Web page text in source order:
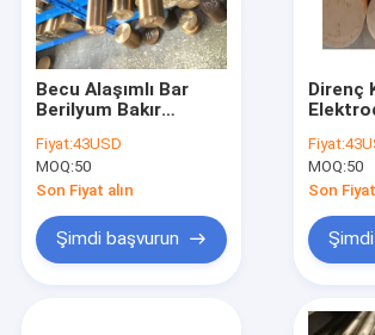
Becu Alaşımlı Bar
Berilyum Bakır
42HRC 5mm-100mm
Fiyat:43USD
MOQ:50
Son Fiyat alın
Şimdi başvurun
Direnç
CuBe2
Fiyat:
MOQ:50
Son